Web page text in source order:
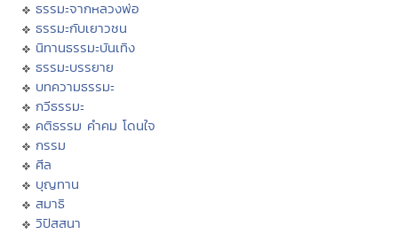
ธรรมะจากหลวงพ่อ
ธรรมะกับเยาวชน
นิทานธรรมะบันเทิง
ธรรมะบรรยาย
บทความธรรมะ
กวีธรรมะ
คติธรรม คำคม โดนใจ
กรรม
ศีล
บุญทาน
สมาธิ
วิปัสสนา